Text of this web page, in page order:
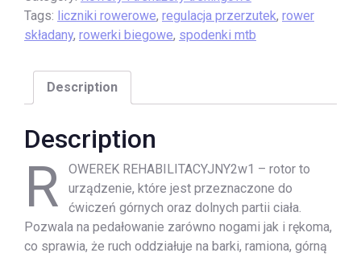
Tags: liczniki rowerowe, regulacja przerzutek, rower
składany, rowerki biegowe, spodenki mtb
Description
Description
R
OWEREK REHABILITACYJNY2w1 – rotor to
urządzenie, które jest przeznaczone do
ćwiczeń górnych oraz dolnych partii ciała.
Pozwala na pedałowanie zarówno nogami jak i rękoma,
co sprawia, że ruch oddziałuje na barki, ramiona, górną